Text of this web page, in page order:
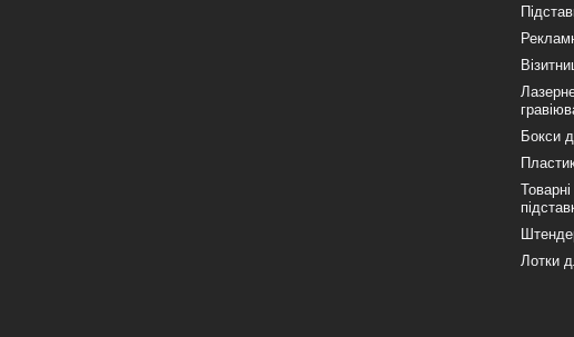
Бокси
Лотки